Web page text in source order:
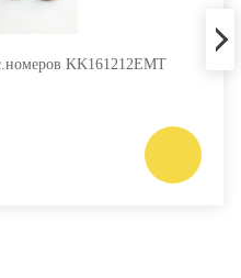
KK161212EMT